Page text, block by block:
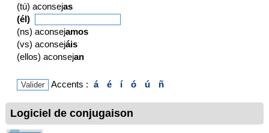
(tú) aconsejas
(él)
(ns) aconsejamos
(vs) aconsejáis
(ellos) aconsejan
Accents : á é í ó ú ñ
Logiciel de conjugaison